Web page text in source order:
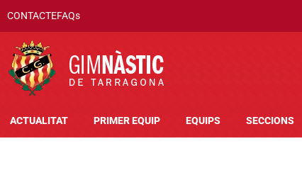
CONTACTEFAQs
ACTUALITAT PRIMER EQUIP EQUIPS SECCIONS